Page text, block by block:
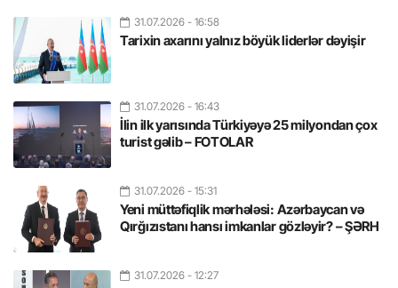
31.07.2026 - 16:58
Tarixin axarını yalnız böyük liderlər dəyişir
31.07.2026 - 16:43
İlin ilk yarısında Türkiyəyə 25 milyondan çox
turist gəlib – FOTOLAR
31.07.2026 - 15:31
Yeni müttəfiqlik mərhələsi: Azərbaycan və
Qırğızıstanı hansı imkanlar gözləyir? – ŞƏRH
31.07.2026 - 12:27